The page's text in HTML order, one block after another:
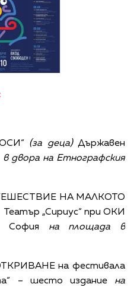
(за деца)Държавен
в двора на Етнографския
НА МАЛКОТО
„Сириус“ при ОКИ
София на площада в
на фестивала
– шесто издание на